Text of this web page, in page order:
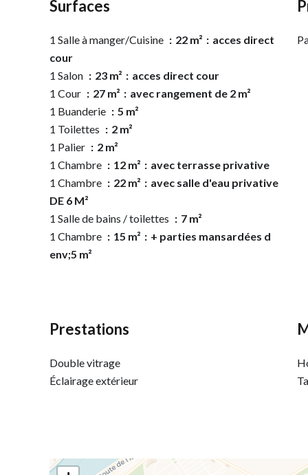
Surfaces
1 Salle à manger/Cuisine 22 m²
acces direct
cour
1 Salon
23 m²
acces direct cour
1 Cour
27 m²
avec rangement de 2 m²
1 Buanderie
5 m²
1 Toilettes
2 m²
1 Palier
2 m²
1 Chambre
12 m²
avec terrasse privative
1 Chambre
22 m²
avec salle d'eau privative
DE 6 M²
1 Salle de bains / toilettes
7 m²
1 Chambre
15 m²
+ parties mansardées d
env;5 m²
Prestations
Double vitrage
Éclairage extérieur